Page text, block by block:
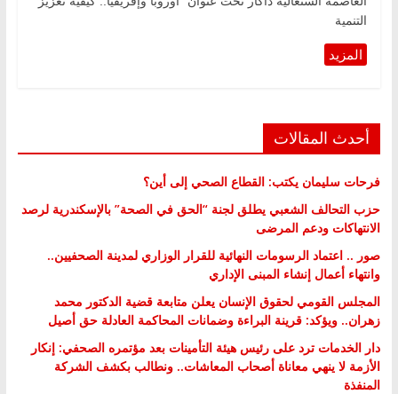
التنمية
أحدث المقالات
فرحات سليمان يكتب: القطاع الصحي إلى أين؟
حزب التحالف الشعبي يطلق لجنة “الحق في الصحة” بالإسكندرية لرصد
الانتهاكات ودعم المرضى
صور .. اعتماد الرسومات النهائية للقرار الوزاري لمدينة الصحفيين..
وانتهاء أعمال إنشاء المبنى الإداري
المجلس القومي لحقوق الإنسان يعلن متابعة قضية الدكتور محمد
زهران.. ويؤكد: قرينة البراءة وضمانات المحاكمة العادلة حق أصيل
دار الخدمات ترد على رئيس هيئة التأمينات بعد مؤتمره الصحفي: إنكار
الأزمة لا ينهي معاناة أصحاب المعاشات.. ونطالب بكشف الشركة
المنفذة